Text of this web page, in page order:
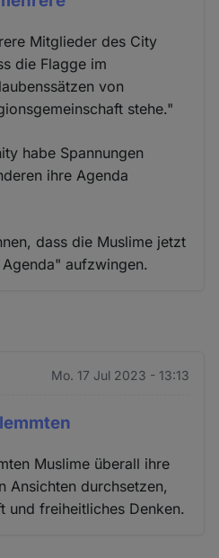
Mitglieder des City
die Flagge im
von
stehe."
habe Spannungen
ihre Agenda
dass die Muslime jetzt
aufzwingen.
Mo. 17 Jul 2023 - 13:13
Muslime überall ihre
Ansichten durchsetzen,
und freiheitliches Denken.